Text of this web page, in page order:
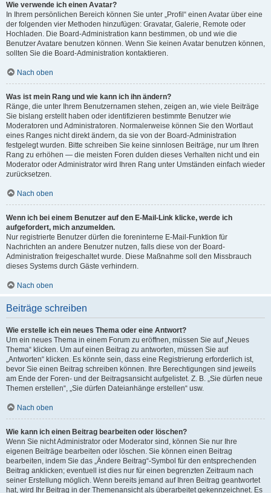
Wie verwende ich einen Avatar?
In Ihrem persönlichen Bereich können Sie unter „Profil“ einen Avatar über eine
der folgenden vier Methoden hinzufügen: Gravatar, Galerie, Remote oder
Hochladen. Die Board-Administration kann bestimmen, ob und wie die
Benutzer Avatare benutzen können. Wenn Sie keinen Avatar benutzen können,
sollten Sie die Board-Administration kontaktieren.
Nach oben
Was ist mein Rang und wie kann ich ihn ändern?
Ränge, die unter Ihrem Benutzernamen stehen, zeigen an, wie viele Beiträge
Sie bislang erstellt haben oder identifizieren bestimmte Benutzer wie
Moderatoren und Administratoren. Normalerweise können Sie den Wortlaut
eines Ranges nicht direkt ändern, da sie von der Board-Administration
festgelegt wurden. Bitte schreiben Sie keine sinnlosen Beiträge, nur um Ihren
Rang zu erhöhen — die meisten Foren dulden dieses Verhalten nicht und ein
Moderator oder Administrator wird Ihren Rang unter Umständen einfach wieder
zurücksetzen.
Nach oben
Wenn ich bei einem Benutzer auf den E-Mail-Link klicke, werde ich
aufgefordert, mich anzumelden.
Nur registrierte Benutzer dürfen die foreninterne E-Mail-Funktion für
Nachrichten an andere Benutzer nutzen, falls diese von der Board-
Administration freigeschaltet wurde. Diese Maßnahme soll den Missbrauch
dieses Systems durch Gäste verhindern.
Nach oben
Beiträge schreiben
Wie erstelle ich ein neues Thema oder eine Antwort?
Um ein neues Thema in einem Forum zu eröffnen, müssen Sie auf „Neues
Thema“ klicken. Um auf einen Beitrag zu antworten, müssen Sie auf
„Antworten“ klicken. Es könnte sein, dass eine Registrierung erforderlich ist,
bevor Sie einen Beitrag schreiben können. Ihre Berechtigungen sind jeweils
am Ende der Foren- und der Beitragsansicht aufgelistet. Z. B. „Sie dürfen neue
Themen erstellen“, „Sie dürfen Dateianhänge erstellen“ usw.
Nach oben
Wie kann ich einen Beitrag bearbeiten oder löschen?
Wenn Sie nicht Administrator oder Moderator sind, können Sie nur Ihre
eigenen Beiträge bearbeiten oder löschen. Sie können einen Beitrag
bearbeiten, indem Sie das „Ändere Beitrag“-Symbol für den entsprechenden
Beitrag anklicken; eventuell ist dies nur für einen begrenzten Zeitraum nach
seiner Erstellung möglich. Wenn bereits jemand auf Ihren Beitrag geantwortet
hat, wird Ihr Beitrag in der Themenansicht als überarbeitet gekennzeichnet. Es